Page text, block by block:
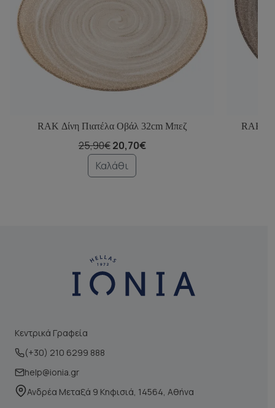
RAK Δίνη Πιατέλα Οβάλ 32cm Μπεζ
25,90€20,70€
Καλάθι
RAK
Κεντρικά Γραφεία
(+30) 210 6299 888
help@ionia.gr
Ανδρέα Μεταξά 9 Κηφισιά, 14564, Αθήνα